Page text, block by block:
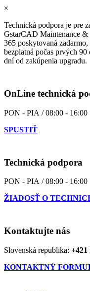
×
Technická podpora je pre
GstarCAD Maintenance
365 poskytovaná
bezplatná počas prvých
dní od zakúpenia upgradu.
OnLine technická
PON - PIA / 08:00 - 16:00
SPUSTIŤ
Technická podpora
PON - PIA / 08:00 - 16:00
ŽIADOSŤ O
Kontaktujte nás
Slovenská republika: +421
KONTAKTNÝ